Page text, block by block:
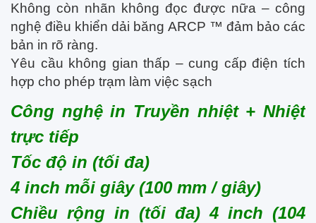
Không còn nhãn không đọc được nữa – công
nghệ điều khiển dải băng ARCP ™ đảm bảo các
bản in rõ ràng.
Yêu cầu không gian thấp – cung cấp điện tích
hợp cho phép trạm làm việc sạch
Công nghệ in Truyền nhiệt + Nhiệt
trực tiếp
Tốc độ in (tối đa)
4 inch mỗi giây (100 mm / giây)
Chiều rộng in (tối đa) 4 inch (104